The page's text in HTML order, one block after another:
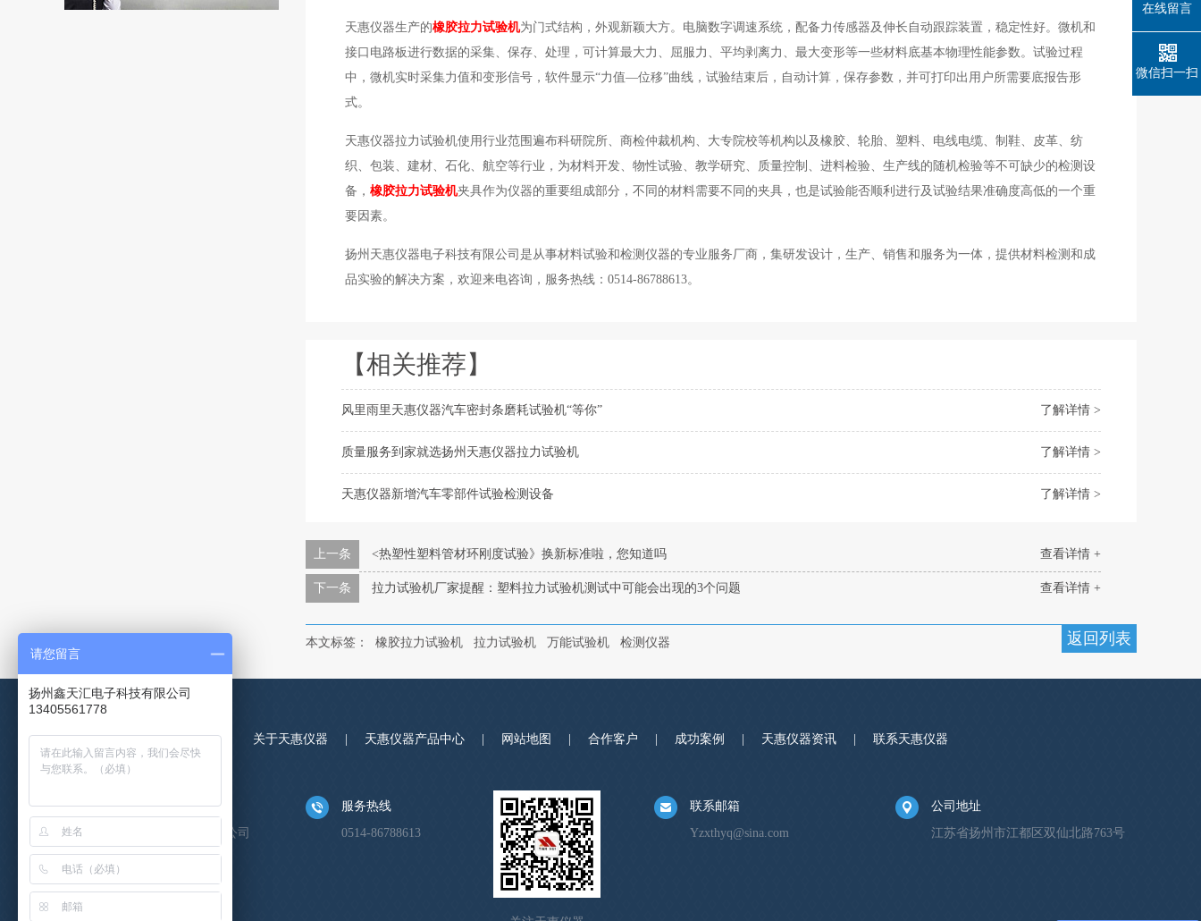
天惠仪器生产的橡胶拉力试验机为门式结构，外观新颖大方。电脑数字调速系统，配备力传感器及伸长自动跟踪装置，稳定性好。微机和
接口电路板进行数据的采集、保存、处理，可计算最大力、屈服力、平均剥离力、最大变形等一些材料底基本物理性能参数。试验过程
中，微机实时采集力值和变形信号，软件显示“力值—位移”曲线，试验结束后，自动计算，保存参数，并可打印出用户所需要底报告形
式。
天惠仪器拉力试验机使用行业范围遍布科研院所、商检仲裁机构、大专院校等机构以及橡胶、轮胎、塑料、电线电缆、制鞋、皮革、纺
织、包装、建材、石化、航空等行业，为材料开发、物性试验、教学研究、质量控制、进料检验、生产线的随机检验等不可缺少的检测设
备， 橡胶拉力试验机夹具作为仪器的重要组成部分，不同的材料需要不同的夹具，也是试验能否顺利进行及试验结果准确度高低的一个重
要因素。
扬州天惠仪器电子科技有限公司是从事材料试验和检测仪器的专业服务厂商，集研发设计，生产、销售和服务为一体，提供材料检测和成
品实验的解决方案，欢迎来电咨询，服务热线：0514-86788613。
【相关推荐】
了解详情 >
风里雨里天惠仪器汽车密封条磨耗试验机“等你”
了解详情 >
质量服务到家就选扬州天惠仪器拉力试验机
了解详情 >
天惠仪器新增汽车零部件试验检测设备
查看详情 +
上一条 <热塑性塑料管材环刚度试验》换新标准啦，您知道吗
查看详情 +
下一条 拉力试验机厂家提醒：塑料拉力试验机测试中可能会出现的3个问题
返回列表
本文标签： 橡胶拉力试验机 拉力试验机 万能试验机 检测仪器
关于天惠仪器 天惠仪器产品中心 网站地图 合作客户 成功案例 天惠仪器资讯 联系天惠仪器
公司名称
江苏天惠试验机械有限公司
服务热线
0514-86788613
联系邮箱
Yzxthyq@sina.com
公司地址
江苏省扬州市江都区双仙北路763号
在线留言
微信扫一扫
请您留言
扬州鑫天汇电子科技有限公司
13405561778